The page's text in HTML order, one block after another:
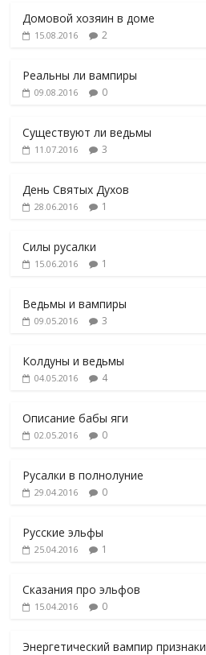
Домовой хозяин в доме
15.08.2016 2
Реальны ли вампиры
09.08.2016 0
Существуют ли ведьмы
11.07.2016 3
День Святых Духов
28.06.2016 1
Силы русалки
15.06.2016 1
Ведьмы и вампиры
09.05.2016 3
Колдуны и ведьмы
04.05.2016 4
Описание бабы яги
02.05.2016 0
Русалки в полнолуние
29.04.2016 0
Русские эльфы
25.04.2016 1
Сказания про эльфов
15.04.2016 0
Энергетический вампир признаки